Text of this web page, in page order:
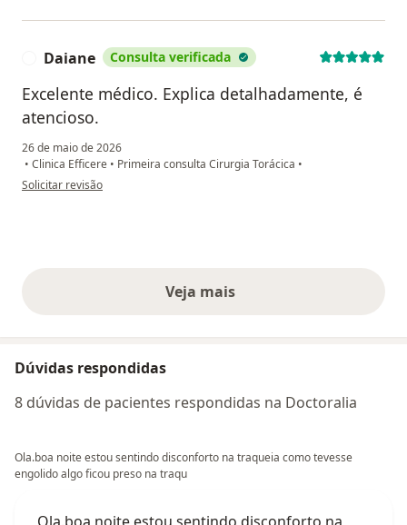
Daiane Consulta verificada
Excelente médico. Explica detalhadamente, é
atencioso.
26 de maio de 2026
• Clinica Efficere • Primeira consulta Cirurgia Torácica •
na opinião do utilizador Daiane
Solicitar revisão
Veja maisopiniões acima
Dúvidas respondidas
8 dúvidas de pacientes respondidas na Doctoralia
Ola.boa noite estou sentindo disconforto na traqueia como tevesse
engolido algo ficou preso na traqu